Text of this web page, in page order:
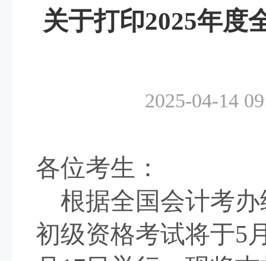
关于打印2025年度
2025-04-14
各位考生：
根据全国会计考
初级资格考试将于5